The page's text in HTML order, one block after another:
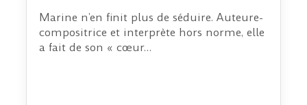
Marine n’en finit plus de séduire. Auteure-
compositrice et interprète hors norme, elle
a fait de son « cœur…